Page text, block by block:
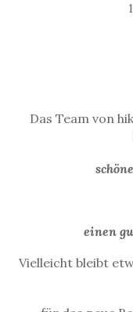
Das Team von
einen
Vielleicht bleibt